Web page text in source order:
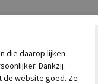
€ 169,00
die daarop lijken
Dankzij
website goed. Ze